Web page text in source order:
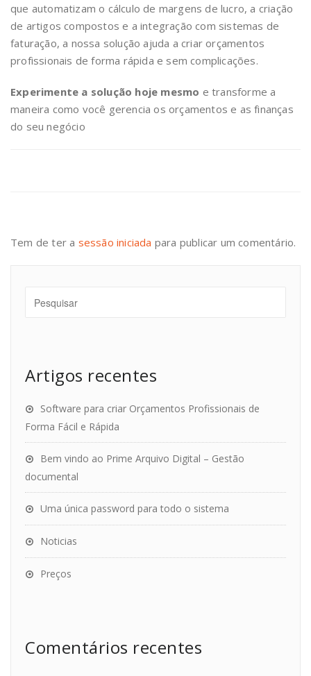
que automatizam o cálculo de margens de lucro, a criação
de artigos compostos e a integração com sistemas de
faturação, a nossa solução ajuda a criar orçamentos
profissionais de forma rápida e sem complicações.
Experimente a solução hoje mesmo e transforme a
maneira como você gerencia os orçamentos e as finanças
do seu negócio
Tem de ter a sessão iniciada para publicar um comentário.
Artigos recentes
Software para criar Orçamentos Profissionais de
Forma Fácil e Rápida
Bem vindo ao Prime Arquivo Digital – Gestão
documental
Uma única password para todo o sistema
Noticias
Preços
Comentários recentes